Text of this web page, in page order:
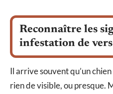
Reconnaître les
infestation de vers
Il arrive souvent qu’un
rien de visible, ou presque.